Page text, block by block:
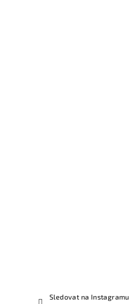
Sledovat na Instagramu